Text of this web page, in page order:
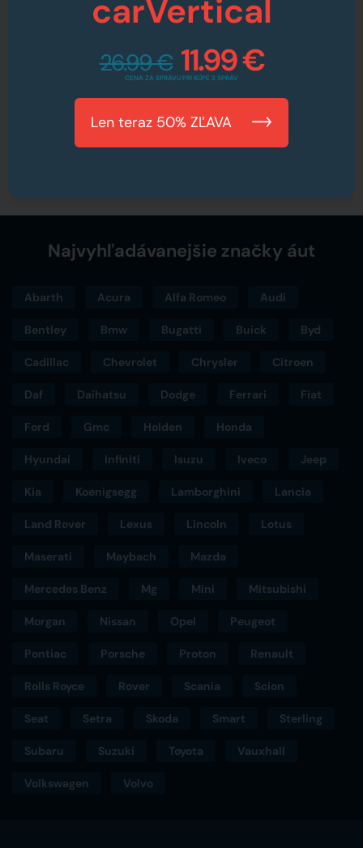
Najvyhľadávanejšie značky áut
Abarth Acura Alfa Romeo Audi
Bentley Bmw Bugatti Buick Byd
Cadillac Chevrolet Chrysler Citroen
Daf Daihatsu Dodge Ferrari Fiat
Ford Gmc Holden Honda
Hyundai Infiniti Isuzu Iveco Jeep
Kia Koenigsegg Lamborghini Lancia
Land Rover Lexus Lincoln Lotus
Maserati Maybach Mazda
Mercedes Benz Mg Mini Mitsubishi
Morgan Nissan Opel Peugeot
Pontiac Porsche Proton Renault
Rolls Royce Rover Scania Scion
Seat Setra Skoda Smart Sterling
Subaru Suzuki Toyota Vauxhall
Volkswagen Volvo
carVertical
26.99 € 11.99 €
CENA ZA SPRÁVU PRI KÚPE 3 SPRÁV
Len teraz 50% ZĽAVA